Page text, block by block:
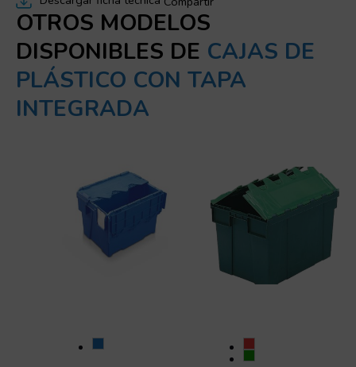
OTROS MODELOS
DISPONIBLES DE CAJAS DE
PLÁSTICO CON TAPA
INTEGRADA